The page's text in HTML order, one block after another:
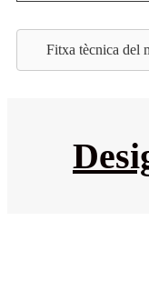
Fitxa tècnica del